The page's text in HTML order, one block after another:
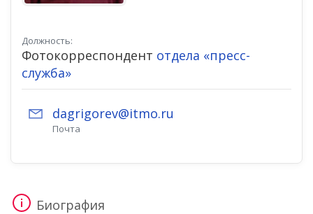
Должность:
Фотокорреспондент отдела «пресс-
служба»
dagrigorev@itmo.ru
Почта
Биография